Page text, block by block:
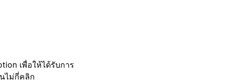
เพื่อให้ได้รับการ
ไม่กี่คลิก